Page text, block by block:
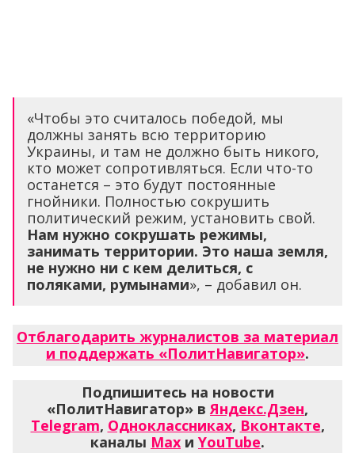
«Чтобы это считалось победой, мы
должны занять всю территорию
Украины, и там не должно быть никого,
кто может сопротивляться. Если что-то
останется – это будут постоянные
гнойники. Полностью сокрушить
политический режим, установить свой.
Нам нужно сокрушать режимы,
занимать территории. Это наша земля,
не нужно ни с кем делиться, с
поляками, румынами», – добавил он.
Отблагодарить журналистов за материал
и поддержать «ПолитНавигатор».
Подпишитесь на новости
«ПолитНавигатор» вЯндекс.Дзен,
Telegram, Одноклассниках, Вконтакте,
каналы Max и YouTube.